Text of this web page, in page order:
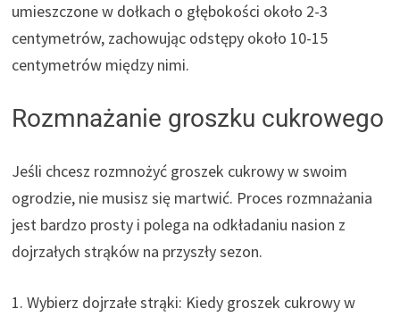
umieszczone w dołkach o głębokości około 2-3
centymetrów, zachowując odstępy około 10-15
centymetrów między nimi.
Rozmnażanie groszku cukrowego
Jeśli chcesz rozmnożyć groszek cukrowy w swoim
ogrodzie, nie musisz się martwić. Proces rozmnażania
jest bardzo prosty i polega na odkładaniu nasion z
dojrzałych strąków na przyszły sezon.
1. Wybierz dojrzałe strąki: Kiedy groszek cukrowy w